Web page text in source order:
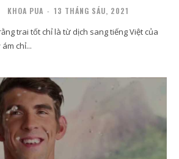
KHOA PUA - 13 THÁNG SÁU, 2021
trai tốt chỉ là từ dịch sang tiếng Việt của
chỉ...